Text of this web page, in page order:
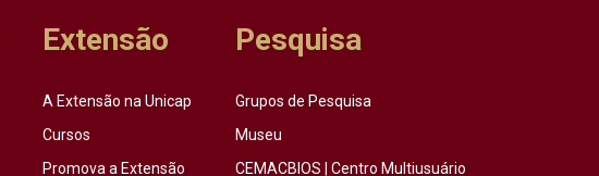
Extensão
A Extensão na Unicap
Cursos
Promova a Extensão
Pesquisa
Grupos de Pesquisa
Museu
CEMACBIOS | Centro Multiusuário